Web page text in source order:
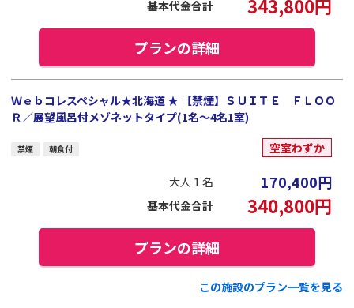
基本代金合計 343,800円
プランの詳細
Ｗｅｂコレスペシャル★北海道 ★ 【禁煙】ＳＵＩＴＥ ＦＬＯＯ
Ｒ／展望風呂付メゾネットタイプ(1名～4名1室)
禁煙 朝食付 空室わずか
大人１名 170,400円
基本代金合計 340,800円
プランの詳細
この施設のプラン一覧を見る